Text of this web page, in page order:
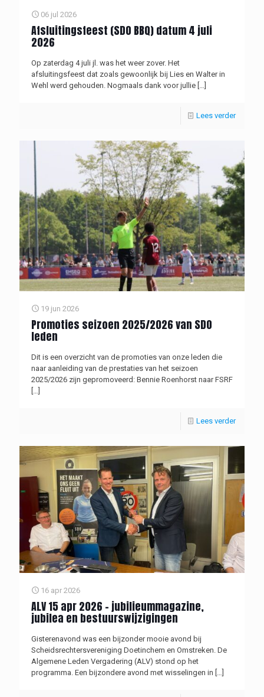
06 jul 2026
Afsluitingsfeest (SDO BBQ) datum 4 juli
2026
Op zaterdag 4 juli jl. was het weer zover. Het
afsluitingsfeest dat zoals gewoonlijk bij Lies en Walter in
Wehl werd gehouden. Nogmaals dank voor jullie […]
Lees verder
19 jun 2026
Promoties seizoen 2025/2026 van SDO
leden
Dit is een overzicht van de promoties van onze leden die
naar aanleiding van de prestaties van het seizoen
2025/2026 zijn gepromoveerd: Bennie Roenhorst naar FSRF
[…]
Lees verder
16 apr 2026
ALV 15 apr 2026 – jubilieummagazine,
jubilea en bestuurswijzigingen
Gisterenavond was een bijzonder mooie avond bij
Scheidsrechtersvereniging Doetinchem en Omstreken. De
Algemene Leden Vergadering (ALV) stond op het
programma. Een bijzondere avond met wisselingen in […]